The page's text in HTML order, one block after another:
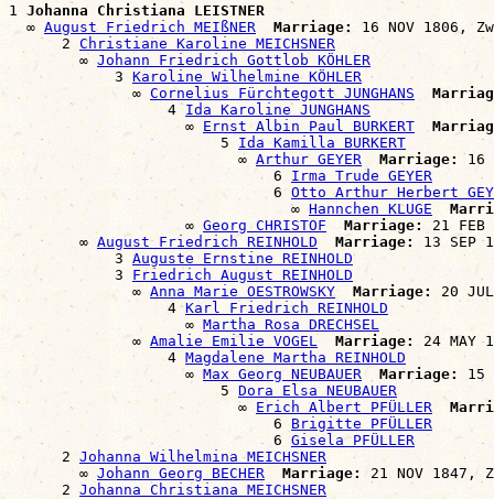
1 Johanna Christiana LEISTNER
  ∞
August Friedrich MEIßNER Marriage:
16 NOV 1806,
      2
Christiane Karoline MEICHSNER
        ∞
Johann Friedrich Gottlob KÖHLER
            3
Karoline Wilhelmine KÖHLER
              ∞
Cornelius Fürchtegott JUNGHANS
                  4
Ida Karoline JUNGHANS
                    ∞
Ernst Albin Paul BURKERT
                        5
Ida Kamilla BURKERT
                          ∞
Arthur GEYER Marriage: 16
                              6
Irma Trude GEYER
                              6
Otto Arthur Herbert
                                ∞
Hannchen KLUGE
                    ∞
Georg CHRISTOF Marriage:
21
        ∞
August Friedrich REINHOLD Marriage:
13 SEP
            3
Auguste Ernstine REINHOLD
            3
Friedrich August REINHOLD
              ∞
Anna Marie OESTROWSKY Marriage:
20
                  4
Karl Friedrich REINHOLD
                    ∞
Martha Rosa DRECHSEL
              ∞
Amalie Emilie VOGEL Marriage:
24 MAY
                  4
Magdalene Martha REINHOLD
                    ∞
Max Georg NEUBAUER Marriage:
15
                        5
Dora Elsa NEUBAUER
                          ∞
Erich Albert PFÜLLER
                              6
Brigitte PFÜLLER
                              6
Gisela PFÜLLER
      2
Johanna Wilhelmina MEICHSNER
        ∞
Johann Georg BECHER Marriage: 21 NOV 1847,
      2
Johanna Christiana MEICHSNER